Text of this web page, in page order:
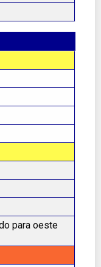
para oeste